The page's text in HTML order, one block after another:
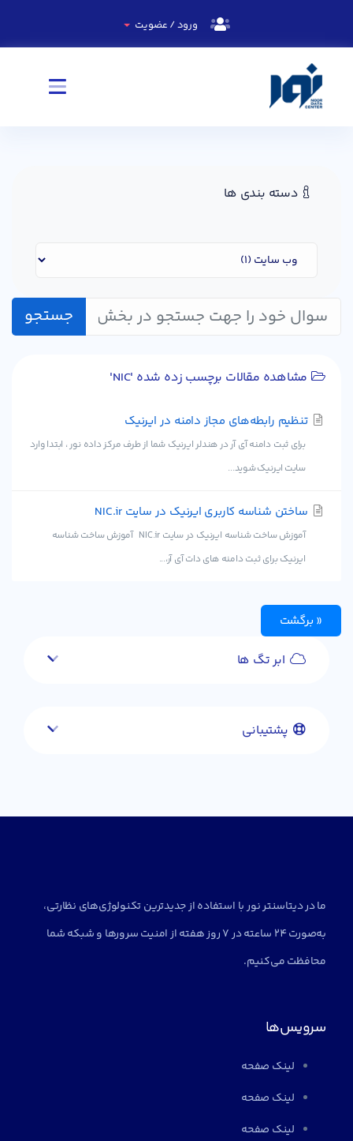
ورود / عضویت
دسته بندی ها
جستجو
مشاهده مقالات برچسب زده شده 'NIC'
تنظیم رابطه‌های مجاز دامنه در ایرنیک
برای ثبت دامنه آی آر در هندلر ایرنیک شما از طرف مرکز داده نور ، ابتدا وارد
سایت ایرنیک شوید...
ساختن شناسه کاربری ایرنیک در سایت NIC.ir
آموزش ساخت شناسه ایرنیک در سایت NIC.ir آموزش ساخت شناسه
ایرنیک برای ثبت دامنه های دات آی آر،...
« برگشت
ابر تگ ها
پشتیبانی
ما در دیتاسنتر نور با استفاده از جدیدترین تکنولوژی‌های نظارتی،
به‌صورت 24 ساعته در 7 روز هفته از امنیت سرورها و شبکه شما
محافظت می‌کنیم.
سرویس‌ها
لینک صفحه
لینک صفحه
لینک صفحه